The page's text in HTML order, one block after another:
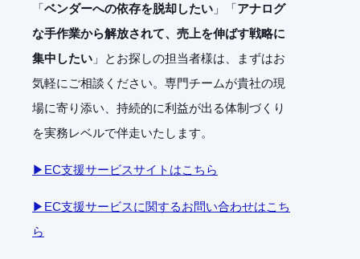
「ベンダーへの依存を脱却したい 」「アナログ
な手作業から解放されて、売上を伸ばす戦略に
集中したい 」とお探しの担当者様は、まずはお
気軽にご相談ください。専門チームが貴社の現
場に寄り添い、持続的に利益が出る体制づくり
を実務レベルで伴走いたします。
▶EC支援サービスサイトはこちら
▶EC支援サービスに関するお問い合わせはこち
ら